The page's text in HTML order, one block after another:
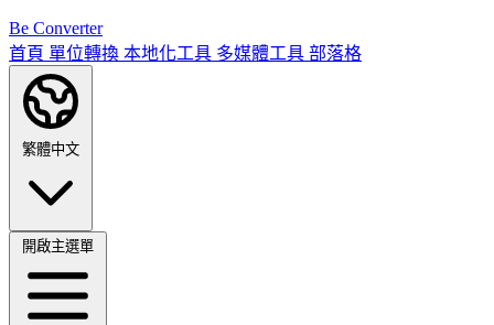
Be Converter
首頁 單位轉換 本地化工具 多媒體工具 部落格
繁體中文
開啟主選單